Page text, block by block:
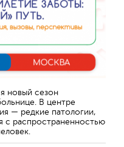
новый сезон
В центре
— редкие патологии,
с распространенностью